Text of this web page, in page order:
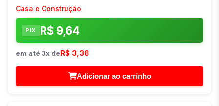
Casa e Construção
PIX R$ 9,64
em até 3x de R$ 3,38
Adicionar ao carrinho